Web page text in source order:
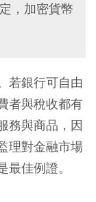
，加密貨幣
若銀行可自由
者與稅收都有
務與商品，因
理對金融市場
佳例證。